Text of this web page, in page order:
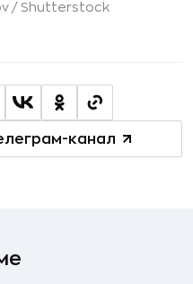
/ Shutterstock
канал